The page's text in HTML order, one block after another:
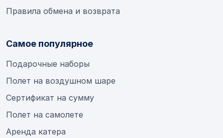
Правила обмена и возврата
Самое популярное
Подарочные наборы
Полет на воздушном шаре
Сертификат на сумму
Полет на самолете
Аренда катера